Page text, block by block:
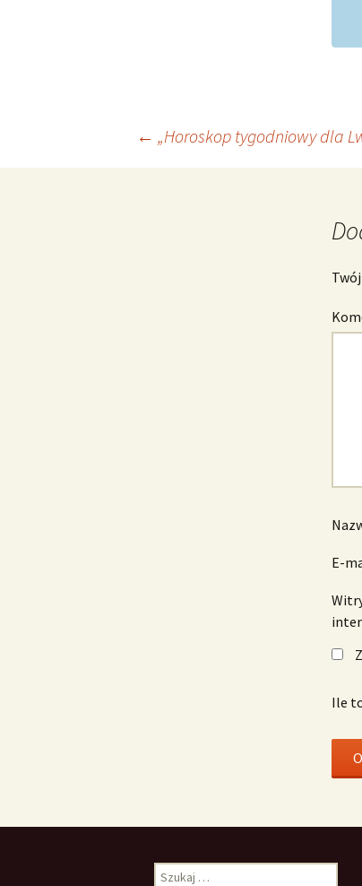
Nawigacja
← „Horoskop tygodniowy dla
E-
Ile
Szukaj: